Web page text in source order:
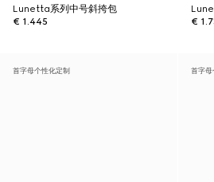
Lunetta系列中号斜挎包
€ 1.445
€
首字母个性化定制 首字